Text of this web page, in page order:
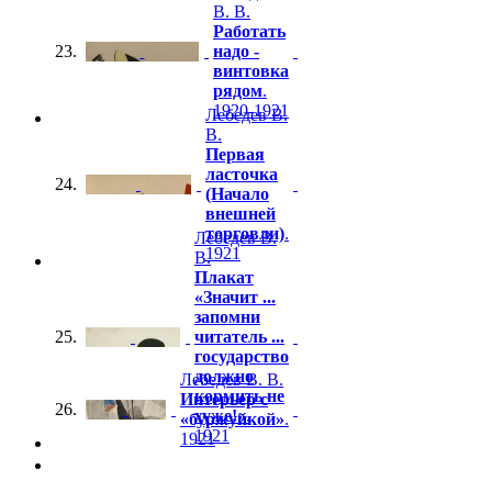
23.
В. В.
Работать
надо -
винтовка
рядом.
1920-1921
24.
Лебедев В.
В.
Первая
ласточка
(Начало
внешней
торговли).
1921
25.
Лебедев В.
В.
Плакат
«Значит ...
запомни
читатель ...
государство
должно
кормить не
хуже!».
1921
26.
Лебедев В. В.
Интерьер с
«буржуйкой».
1921